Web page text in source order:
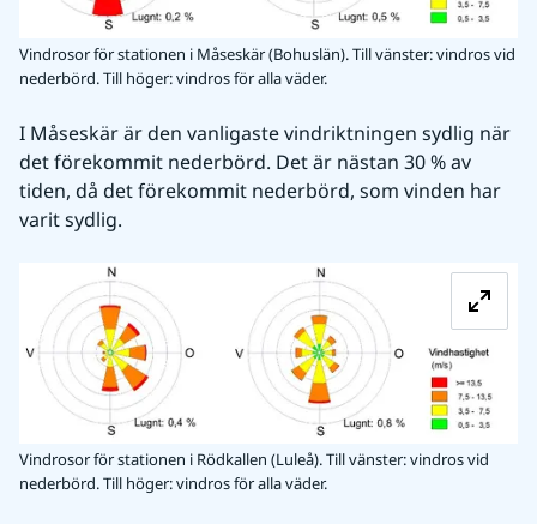
Vindrosor för stationen i Måseskär (Bohuslän). Till vänster: vindros vid
nederbörd. Till höger: vindros för alla väder.
I Måseskär är den vanligaste vindriktningen sydlig när
det förekommit nederbörd. Det är nästan 30 % av
tiden, då det förekommit nederbörd, som vinden har
varit sydlig.
Vindrosor för stationen i Rödkallen (Luleå). Till vänster: vindros vid
nederbörd. Till höger: vindros för alla väder.